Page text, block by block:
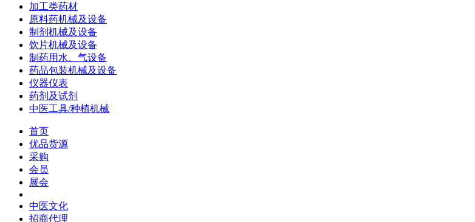
加工类药材
原料药机械及设备
制剂机械及设备
饮片机械及设备
制药用水、气设备
药品包装机械及设备
仪器仪表
药剂及试剂
中医工具/种植机械
首页
优品货源
采购
会员
展会
中医文化
招商代理